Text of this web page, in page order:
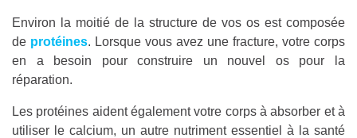
Environ la moitié de la structure de vos os est composée
de protéines. Lorsque vous avez une fracture, votre corps
en a besoin pour construire un nouvel os pour la
réparation.
Les protéines aident également votre corps à absorber et à
utiliser le calcium, un autre nutriment essentiel à la santé